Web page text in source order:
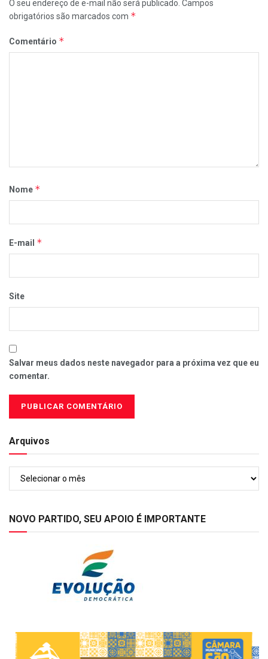
O seu endereço de e-mail não será publicado. Campos
obrigatórios são marcados com *
Comentário *
Nome *
E-mail *
Site
Salvar meus dados neste navegador para a próxima vez que eu
comentar.
Arquivos
NOVO PARTIDO, SEU APOIO É IMPORTANTE